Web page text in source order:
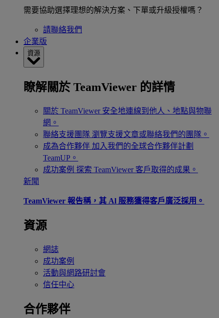
需要協助選擇理想的解決方案、下單或升級授權嗎？
請聯絡我們
企業版
資源
瞭解關於 TeamViewer 的詳情
關於 TeamViewer 安全地連線到他人、地點與物聯
網。
聯絡支援團隊 瀏覽支援文章或聯絡我們的團隊。
成為合作夥伴 加入我們的全球合作夥伴計劃
TeamUP。
成功案例 探索 TeamViewer 客戶取得的成果。
新聞
TeamViewer 報告稱，其 Al 服務獲得客戶廣泛採用。
資源
網誌
成功案例
活動與網路研討會
信任中心
合作夥伴